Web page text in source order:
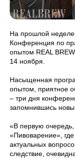
На прошлой
Конференция по
опытом REAL
14 ноября.
Насыщенная
опытом, приятное
– три дня
запомнившись
«В первую очередь,
«Пивоварение»,
актуальных
следствие,